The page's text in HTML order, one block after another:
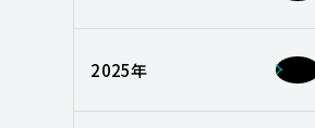
2025年